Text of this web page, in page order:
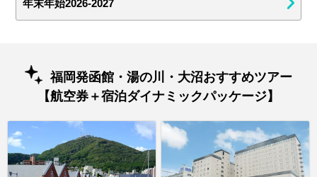
年末年始2026-2027
福岡発函館・湯の川・大沼おすすめツアー
【航空券＋宿泊ダイナミックパッケージ】